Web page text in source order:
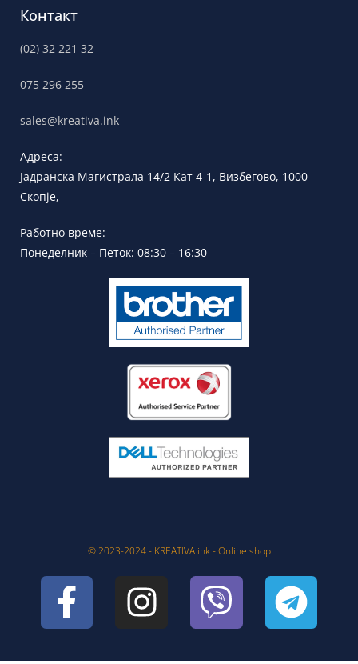
Контакт
(02) 32 221 32
075 296 255
sales@kreativa.ink
Адреса:
Јадранска Магистрала 14/2 Кат 4-1, Визбегово, 1000
Скопје,
Работно време:
Понеделник – Петок: 08:30 – 16:30
© 2023-2024 - KREATIVA.ink - Online shop